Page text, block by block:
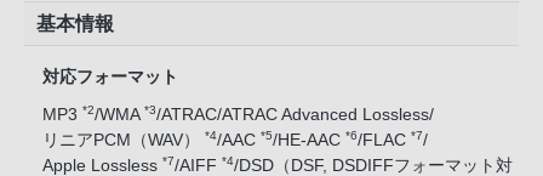
基本情報
対応フォーマット
MP3 *2/WMA *3/ATRAC/ATRAC Advanced Lossless/
リニアPCM（WAV）
*4/AAC *5/HE-AAC *6/FLAC *7/
Apple Lossless *7/AIFF *4/DSD（DSF, DSDIFFフォーマット対